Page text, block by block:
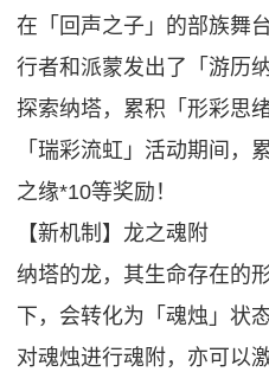
在「回声之子」的部族舞
行者和派蒙发出了「游历
探索纳塔，累积「形彩思
「瑞彩流虹」活动期间，
之缘*10等奖励！
【新机制】龙之魂附
纳塔的龙，其生命存在的
下，会转化为「魂烛」状态
对魂烛进行魂附，亦可以